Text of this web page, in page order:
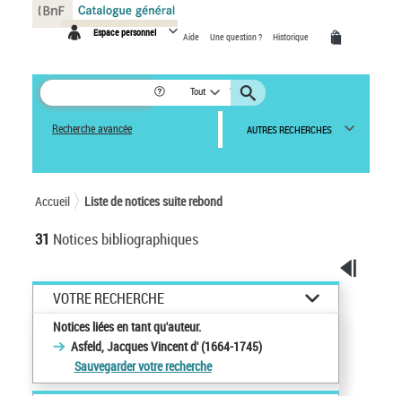
Espace personnel Aide Une question ? Historique
Tout
Recherche avancée AUTRES RECHERCHES
Accueil Liste de notices suite rebond
31 Notices bibliographiques
VOTRE RECHERCHE
Notices liées en tant qu'auteur.
Asfeld, Jacques Vincent d' (1664-1745)
Sauvegarder votre recherche
Panneau de gestion des cookies